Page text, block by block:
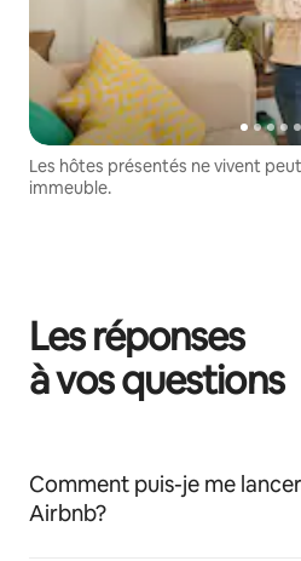
Les hôtes présentés ne vivent
immeuble.
Les réponses
à vos questions
Comment puis-je me
Airbnb?